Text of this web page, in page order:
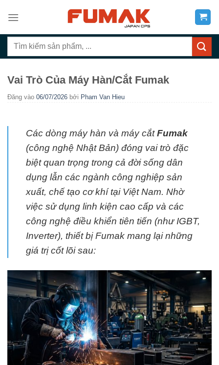
qua
dung
Tìm
Vai Trò Của Máy Hàn/Cắt Fumak
Đăng vào 06/07/2026 bởi Pham Van Hieu
Các dòng máy hàn và máy cắtFumak
(công nghệ Nhật Bản) đóng vai trò đặc
biệt quan trọng trong cả đời sống dân
dụng lẫn các ngành công nghiệp sản
xuất, chế tạo cơ khí tại Việt Nam. Nhờ
việc sử dụng linh kiện cao cấp và các
công nghệ điều khiển tiên tiến (như IGBT,
Inverter), thiết bị Fumak mang lại những
giá trị cốt lõi sau: